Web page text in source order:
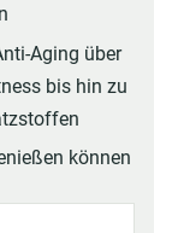
Aging über
bis hin zu
können